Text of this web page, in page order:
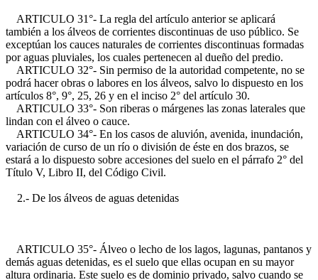
ARTICULO 31°- La regla del artículo anterior se aplicará
también a los álveos de corrientes discontinuas de uso público. Se
exceptúan los cauces naturales de corrientes discontinuas formadas
por aguas pluviales, los cuales pertenecen al dueño del predio.
ARTICULO 32°- Sin permiso de la autoridad competente, no se
podrá hacer obras o labores en los álveos, salvo lo dispuesto en los
artículos 8°, 9°, 25, 26 y en el inciso 2° del artículo 30.
ARTICULO 33°- Son riberas o márgenes las zonas laterales que
lindan con el álveo o cauce.
ARTICULO 34°- En los casos de aluvión, avenida, inundación,
variación de curso de un río o división de éste en dos brazos, se
estará a lo dispuesto sobre accesiones del suelo en el párrafo 2° del
Título V, Libro II, del Código Civil.
2.- De los álveos de aguas detenidas
ARTICULO 35°- Álveo o lecho de los lagos, lagunas, pantanos y
demás aguas detenidas, es el suelo que ellas ocupan en su mayor
altura ordinaria. Este suelo es de dominio privado, salvo cuando se